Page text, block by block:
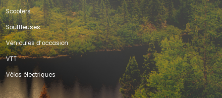
Scooters
Souffleuses
Véhicules d’occasion
VTT
Vélos électriques